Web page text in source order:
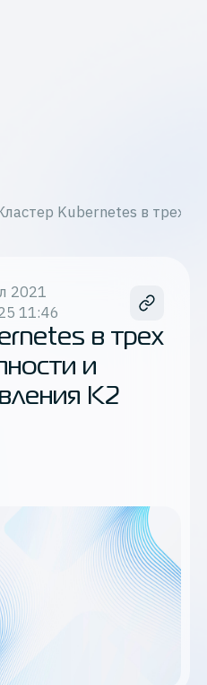
Kubernetes в трех
2021
11:46
в трех
и
К2